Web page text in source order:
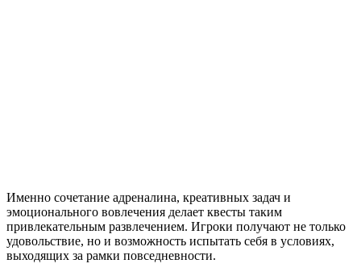
Именно сочетание адреналина, креативных задач и
эмоционального вовлечения делает квесты таким
привлекательным развлечением. Игроки получают не только
удовольствие, но и возможность испытать себя в условиях,
выходящих за рамки повседневности.